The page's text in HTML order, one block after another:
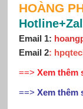
HOÀNG
Email 1:
Email 2:
==> Xem thêm
==> Xem thêm